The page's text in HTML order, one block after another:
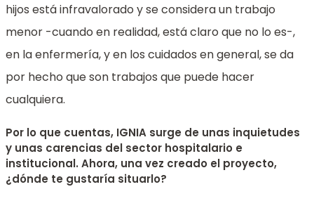
hijos está infravalorado y se considera un trabajo
menor -cuando en realidad, está claro que no lo es-,
en la enfermería, y en los cuidados en general, se da
por hecho que son trabajos que puede hacer
cualquiera.
Por lo que cuentas, IGNIA surge de unas inquietudes
y unas carencias del sector hospitalario e
institucional. Ahora, una vez creado el proyecto,
¿dónde te gustaría situarlo?